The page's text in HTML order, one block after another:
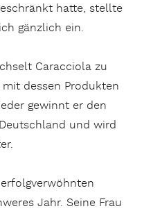
hatte, stellte
gänzlich ein.
Caracciola zu
dessen Produkten
gewinnt er den
und wird
Jahr. Seine Frau